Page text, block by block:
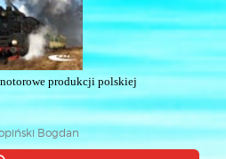
produkcji polskiej
Bogdan